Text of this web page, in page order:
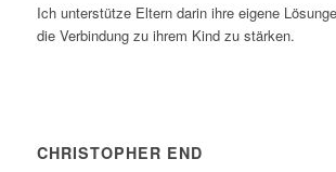
Ich unterstütze Eltern darin ihre eigene
die Verbindung zu ihrem Kind zu stärken.
CHRISTOPHER END